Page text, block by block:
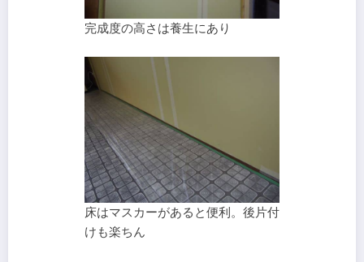
完成度の高さは養生にあり
床はマスカーがあると便利。後片付
けも楽ちん